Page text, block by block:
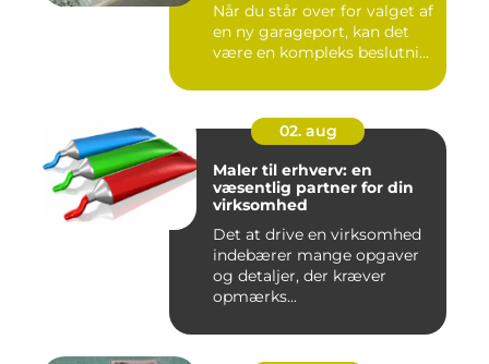
Når du står over for valget af
en ny garageport, kan det
være en kompleks beslutni...
02. aug
Maler til erhverv: en
væsentlig partner for din
virksomhed
Det at drive en virksomhed
indebærer mange opgaver
og detaljer, der kræver
opmærks...